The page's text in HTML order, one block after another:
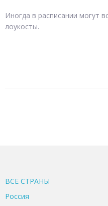
Иногда в расписании могут
лоукосты.
ВСЕ CТРАНЫ
Россия